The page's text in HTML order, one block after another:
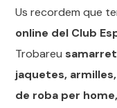
Us recordem que
online del Club
Trobareu
jaquetes,
de roba per